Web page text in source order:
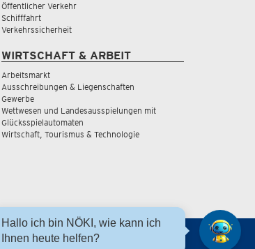
Öffentlicher Verkehr
Schifffahrt
Verkehrssicherheit
WIRTSCHAFT & ARBEIT
Arbeitsmarkt
Ausschreibungen & Liegenschaften
Gewerbe
Wettwesen und Landesausspielungen mit
Glücksspielautomaten
Wirtschaft, Tourismus & Technologie
NÖ Landesregierung
Hallo ich bin NÖKI, wie kann ich
Ihnen heute helfen?